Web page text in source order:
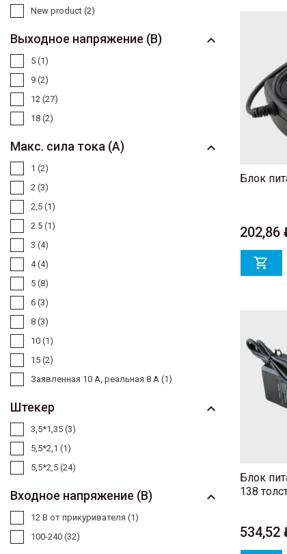
New product (2)
Выходное напряжение (В) 
5 (1)
9 (2)
12 (27)
18 (2)
Макс. сила тока (А) 
1 (2)
2 (3)
2,5 (1)
2.5 (1)
3 (4)
4 (4)
5 (8)
6 (3)
8 (3)
10 (1)
15 (2)
Заявленная 10 А, реальная 8 А (1)
Штекер 
3,5*1,35 (3)
5,5*2,1 (1)
5,5*2,5 (24)
Входное напряжение (В) 
12 В от прикуривателя (1)
100-240 (32)
Блок
202,86

Блок
138
534,52